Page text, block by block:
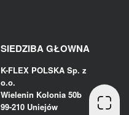
SIEDZIBA GŁOWNA
K-FLEX POLSKA Sp. z
o.o.
Wielenin Kolonia 50b
99-210 Uniejów